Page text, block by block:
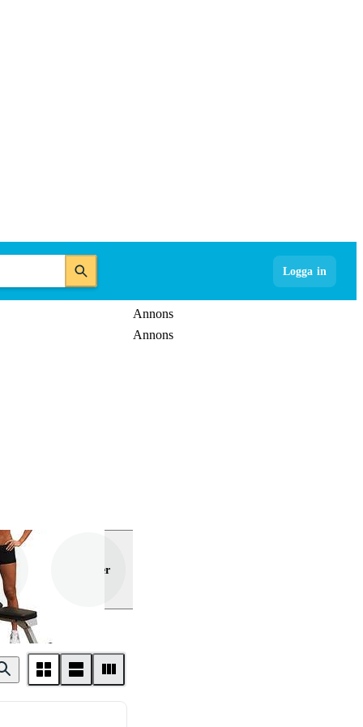
Logga in
Annons
Annons
Visa mer